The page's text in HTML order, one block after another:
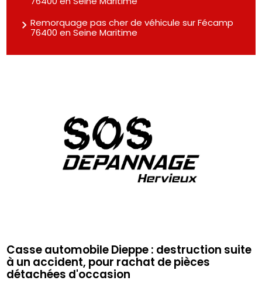
Remorquage pas cher de véhicule sur Fécamp
76400 en Seine Maritime
Casse automobile Dieppe : destruction suite
à un accident, pour rachat de pièces
détachées d'occasion